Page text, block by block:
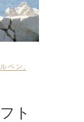
ペン
ト